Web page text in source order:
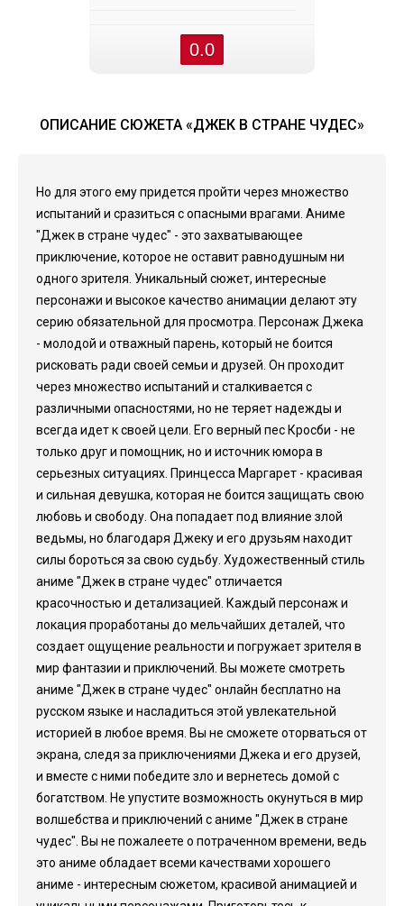
0.0
ОПИСАНИЕ СЮЖЕТА «ДЖЕК В СТРАНЕ ЧУДЕС»
Но для этого ему придется пройти через множество
испытаний и сразиться с опасными врагами. Аниме
"Джек в стране чудес" - это захватывающее
приключение, которое не оставит равнодушным ни
одного зрителя. Уникальный сюжет, интересные
персонажи и высокое качество анимации делают эту
серию обязательной для просмотра. Персонаж Джека
- молодой и отважный парень, который не боится
рисковать ради своей семьи и друзей. Он проходит
через множество испытаний и сталкивается с
различными опасностями, но не теряет надежды и
всегда идет к своей цели. Его верный пес Кросби - не
только друг и помощник, но и источник юмора в
серьезных ситуациях. Принцесса Маргарет - красивая
и сильная девушка, которая не боится защищать свою
любовь и свободу. Она попадает под влияние злой
ведьмы, но благодаря Джеку и его друзьям находит
силы бороться за свою судьбу. Художественный стиль
аниме "Джек в стране чудес" отличается
красочностью и детализацией. Каждый персонаж и
локация проработаны до мельчайших деталей, что
создает ощущение реальности и погружает зрителя в
мир фантазии и приключений. Вы можете смотреть
аниме "Джек в стране чудес" онлайн бесплатно на
русском языке и насладиться этой увлекательной
историей в любое время. Вы не сможете оторваться от
экрана, следя за приключениями Джека и его друзей,
и вместе с ними победите зло и вернетесь домой с
богатством. Не упустите возможность окунуться в мир
волшебства и приключений с аниме "Джек в стране
чудес". Вы не пожалеете о потраченном времени, ведь
это аниме обладает всеми качествами хорошего
аниме - интересным сюжетом, красивой анимацией и